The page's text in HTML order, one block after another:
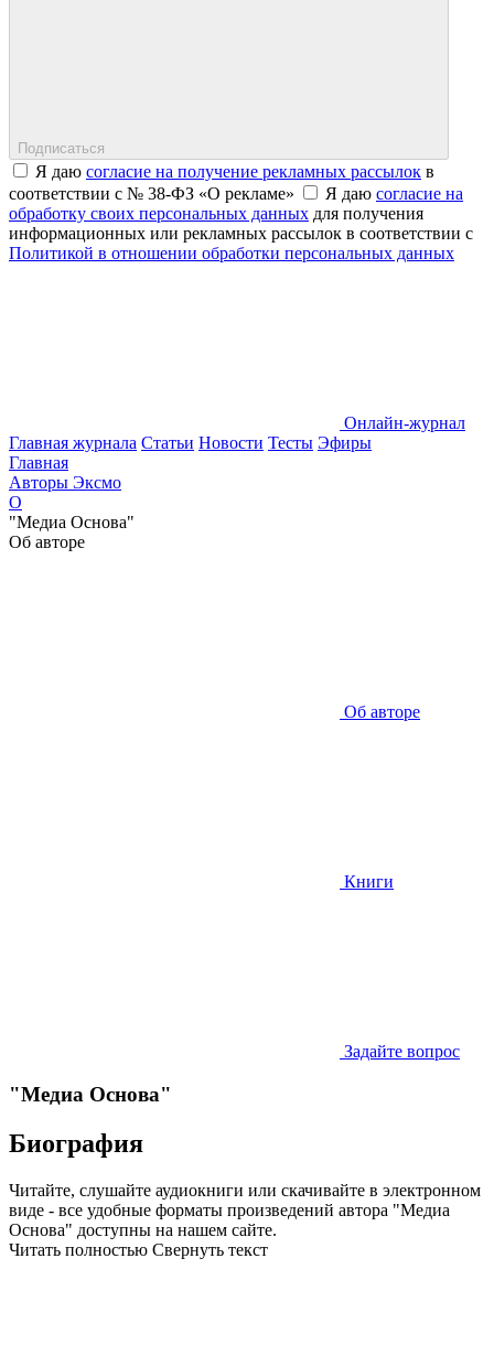
Подписаться
Я даю согласие на получение рекламных рассылок в
соответствии с № 38-ФЗ «О рекламе»
Я даю согласие на
обработку своих персональных данных для получения
информационных или рекламных рассылок в соответствии с
Политикой в отношении обработки персональных данных
Онлайн-журнал
Главная журнала Статьи Новости Тесты Эфиры
Главная
Авторы Эксмо
О
"Медиа Основа"
Об авторе
Об авторе
Книги
Задайте вопрос
"Медиа Основа"
Биография
Читайте, слушайте аудиокниги или скачивайте в электронном
виде - все удобные форматы произведений автора "Медиа
Основа" доступны на нашем сайте.
Читать полностью Свернуть текст